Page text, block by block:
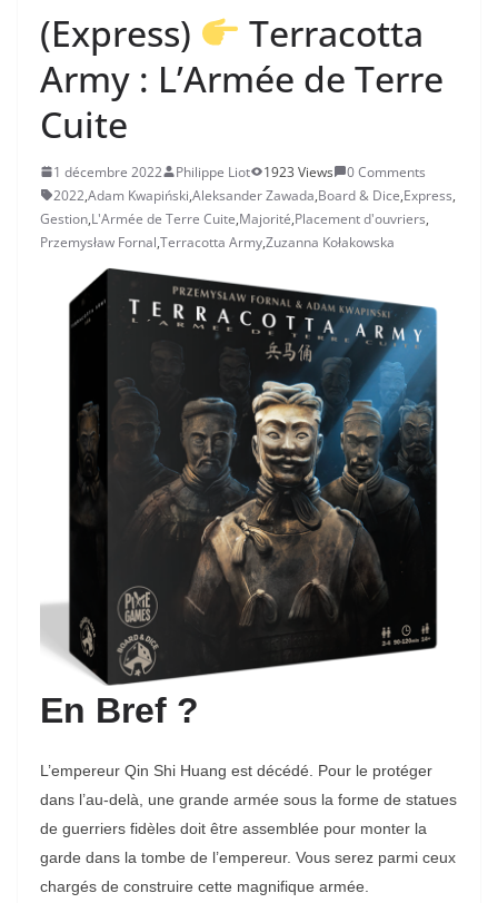
(Express)
Terracotta
Army : L’Armée de Terre
Cuite
1 décembre 2022 Philippe Liot 1923 Views
0 Comments
2022,Adam Kwapiński,Aleksander Zawada,Board & Dice,Express,
Gestion,L'Armée de Terre Cuite,Majorité,Placement d'ouvriers,
Przemysław Fornal,Terracotta Army,Zuzanna Kołakowska
En Bref ?
L’empereur Qin Shi Huang est décédé. Pour le protéger
dans l’au-delà, une grande armée sous la forme de statues
de guerriers fidèles doit être assemblée pour monter la
garde dans la tombe de l’empereur. Vous serez parmi ceux
chargés de construire cette magnifique armée.